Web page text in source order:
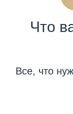
Что
Все, что